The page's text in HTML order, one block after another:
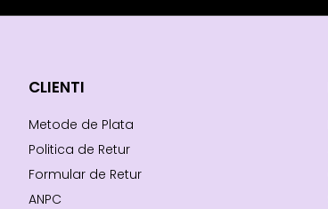
CLIENTI
Metode de Plata
Politica de Retur
Formular de Retur
ANPC